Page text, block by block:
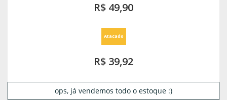
R$ 49,90
Atacado
R$ 39,92
ops, já vendemos todo o estoque :)